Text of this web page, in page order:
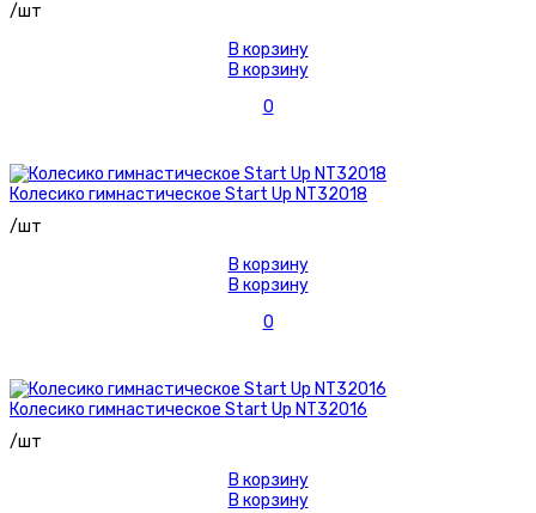
/шт
В корзину
В корзину
0
Колесико гимнастическое Start Up NT32018
/шт
В корзину
В корзину
0
Колесико гимнастическое Start Up NT32016
/шт
В корзину
В корзину